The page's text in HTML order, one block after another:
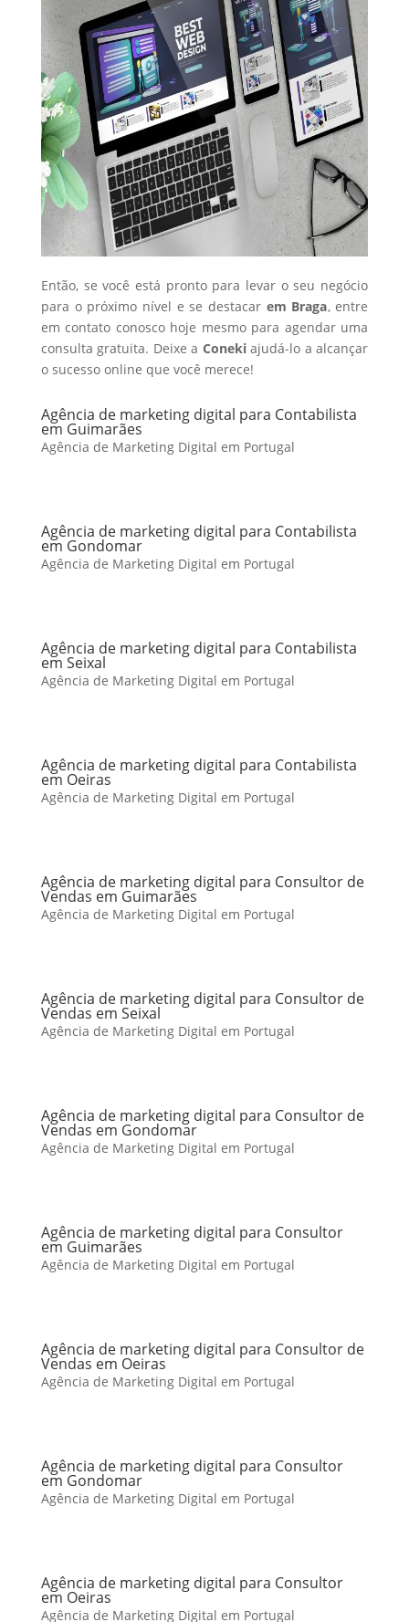
Então, se você está pronto para levar o seu negócio
para o próximo nível e se destacar em Braga, entre
em contato conosco hoje mesmo para agendar uma
consulta gratuita. Deixe a Conekiajudá-lo a alcançar
o sucesso online que você merece!
Agência de marketing digital para Contabilista
em Guimarães
Agência de Marketing Digital em Portugal
Agência de marketing digital para Contabilista
em Gondomar
Agência de Marketing Digital em Portugal
Agência de marketing digital para Contabilista
em Seixal
Agência de Marketing Digital em Portugal
Agência de marketing digital para Contabilista
em Oeiras
Agência de Marketing Digital em Portugal
Agência de marketing digital para Consultor de
Vendas em Guimarães
Agência de Marketing Digital em Portugal
Agência de marketing digital para Consultor de
Vendas em Seixal
Agência de Marketing Digital em Portugal
Agência de marketing digital para Consultor de
Vendas em Gondomar
Agência de Marketing Digital em Portugal
Agência de marketing digital para Consultor
em Guimarães
Agência de Marketing Digital em Portugal
Agência de marketing digital para Consultor de
Vendas em Oeiras
Agência de Marketing Digital em Portugal
Agência de marketing digital para Consultor
em Gondomar
Agência de Marketing Digital em Portugal
Agência de marketing digital para Consultor
em Oeiras
Agência de Marketing Digital em Portugal